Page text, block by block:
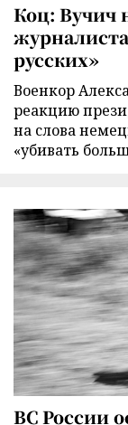
Коц: Вучич
русских»
Военкор
реакцию
на слова
«убивать
ВС России